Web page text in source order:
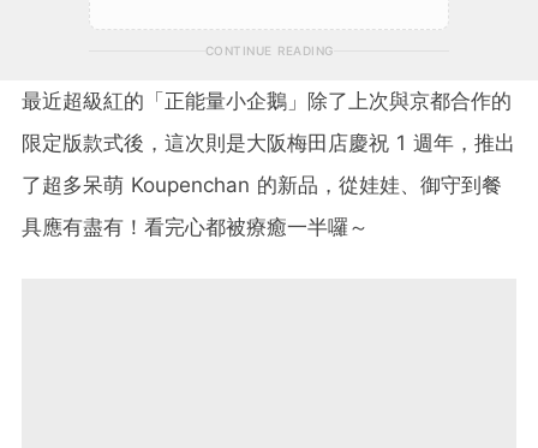
CONTINUE READING
最近超級紅的「正能量小企鵝」除了上次與京都合作的
限定版款式後，這次則是大阪梅田店慶祝 1 週年，推出
了超多呆萌 Koupenchan 的新品，從娃娃、御守到餐
具應有盡有！看完心都被療癒一半囉～